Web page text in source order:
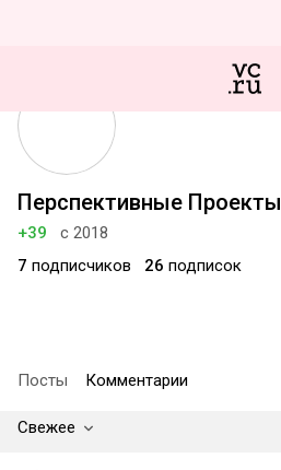
Перспективные Проекты
+39
с 2018
7 подписчиков 26 подписок
Посты Комментарии
Свежее